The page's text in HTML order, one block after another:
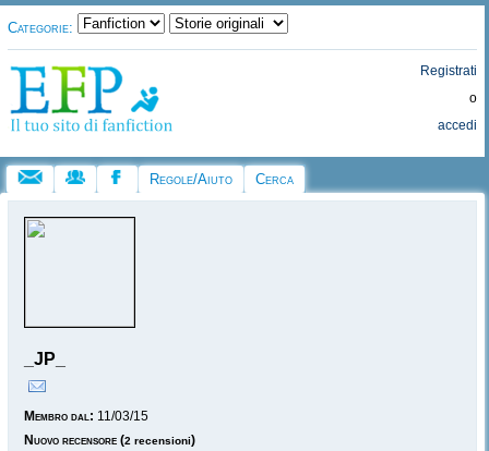
Categorie:
Registrati
o
accedi
Regole/Aiuto Cerca
_JP_
Membro dal: 11/03/15
Nuovo recensore (2 recensioni)